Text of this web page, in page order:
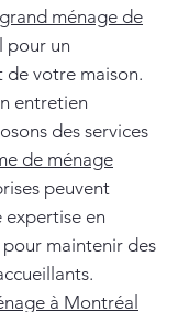
grand ménage de
pour un
votre maison.
entretien
des services
de ménage
peuvent
en
pour maintenir des
à Montréal